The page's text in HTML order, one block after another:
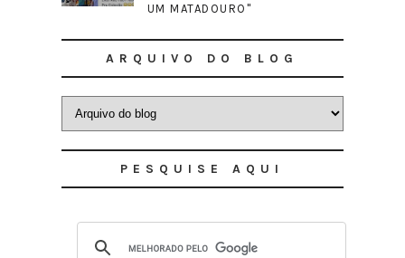
UM MATADOURO"
ARQUIVO DO BLOG
PESQUISE AQUI